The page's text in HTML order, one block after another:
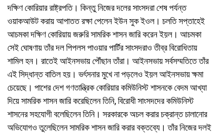
দক্ষিণ কোরিয়ার রাষ্ট্রপতি। কিন্তু নিজের দলের সাংসদরা শেষ পর্যন্ত
ওয়াকআউট করায় আপাতত রক্ষা পেলেন ইউন সুক ইওল। চলতি সপ্তাহেই
আচমকা দক্ষিণ কোরিয়ায় জরুরি সামরিক শাসন জারি করেন ইয়ল। আচমকা
সেই ঘোষণায় তাঁর দল পিপলস পাওয়ার পার্টির সাংসদরাও তীব্র বিরোধিতায়
শামিল হন। রাতেই আইনসভায় পৌঁছান তাঁরা। আইনসভায় সর্বসম্মতিতে তাঁর
এই সিদ্ধান্ত বাতিল হয়। ভর্ৎসনার মুখে না পড়লেও ইয়ল আইনসভায় ক্ষমা
চেয়েছে। পাশের দেশ গণতান্ত্রিক কোরিয়ার কমিউনিস্ট শাসনকে বেদম আখ্যা
দিয়ে সামরিক শাসন জারি করেছিলেন তিনি, বিরোধী সাংসদদের কমিউনিস্ট
শাসনের সহযোগী বলেছিলেন তিনি। সরকারকে অচল করার চক্রান্ত চালানোর
অভিযোগও তুলেছিলেন সামরিক শাসন জারি করার বক্তব্যে। তাঁর নিজের দলই